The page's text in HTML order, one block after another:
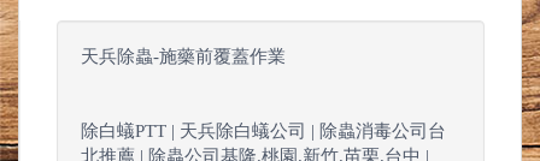
天兵除蟲-施藥前覆蓋作業
除白蟻PTT | 天兵除白蟻公司 | 除蟲消毒公司台
北推薦 | 除蟲公司基隆.桃園.新竹.苗栗.台中 |